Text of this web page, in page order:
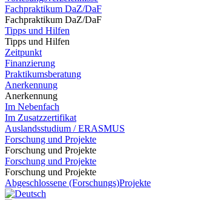
Fachpraktikum DaZ/DaF
Fachpraktikum DaZ/DaF
Tipps und Hilfen
Tipps und Hilfen
Zeitpunkt
Finanzierung
Praktikumsberatung
Anerkennung
Anerkennung
Im Nebenfach
Im Zusatzzertifikat
Auslandsstudium / ERASMUS
Forschung und Projekte
Forschung und Projekte
Forschung und Projekte
Forschung und Projekte
Abgeschlossene (Forschungs)Projekte